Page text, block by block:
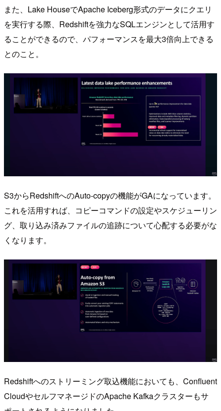
また、Lake HouseでApache Iceberg形式のデータにクエリ
を実行する際、Redshiftを強力なSQLエンジンとして活用す
ることができるので、パフォーマンスを最大3倍向上できる
とのこと。
S3からRedshiftへのAuto-copyの機能がGAになっています。
これを活用すれば、コピーコマンドの設定やスケジューリン
グ、取り込み済みファイルの追跡について心配する必要がな
くなります。
Redshiftへのストリーミング取込機能においても、Confluent
CloudやセルフマネージドのApache Kafkaクラスターもサ